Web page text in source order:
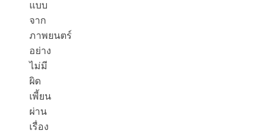
แบบ
จาก
ภาพยนตร์
อย่าง
ไม่มี
ผิด
เพี้ยน
ผ่าน
เรื่อง